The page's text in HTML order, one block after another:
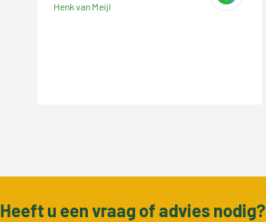
Henk van Meijl
Heeft u een vraag of advies nodig?